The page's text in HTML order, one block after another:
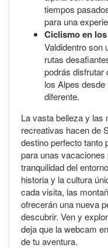
tiempos
para una
Ciclismo en
Valdidentro son
rutas
podrás disfrutar
los Alpes
diferente.
La vasta belleza y las
recreativas hacen de
destino perfecto tanto
para unas
tranquilidad del
historia y la cultura
cada visita, las
ofrecerán una nueva
descubrir. Ven y
deja que la webcam
de tu aventura.